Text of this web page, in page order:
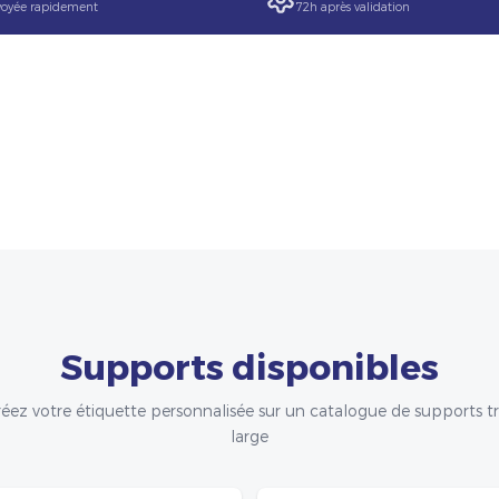
rapidement 72h après validation
Supports disponibles
votre étiquette personnalisée sur un catalogue de supports
large